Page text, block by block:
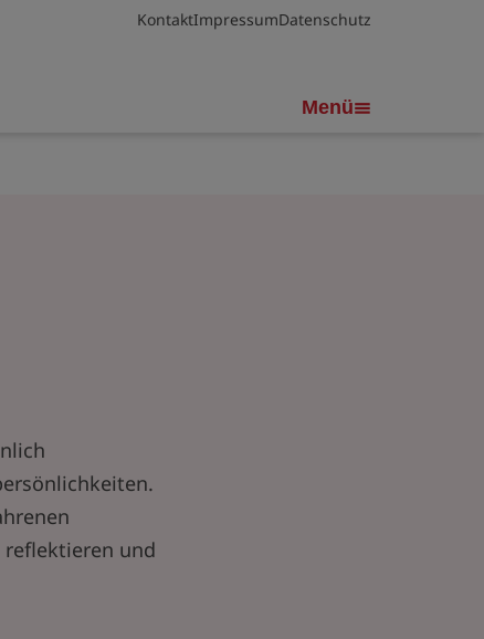
KontaktImpressumDatenschutz
Menü
und